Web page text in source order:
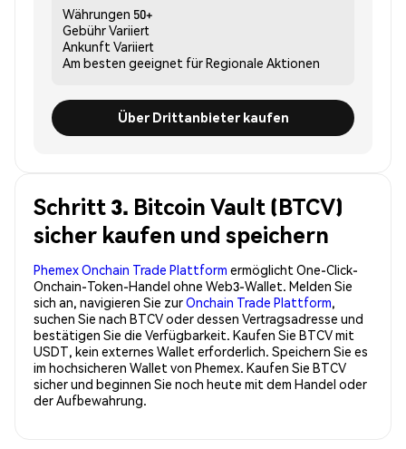
Währungen 50+
GebührVariiert
Ankunft Variiert
Am besten geeignet fürRegionale Aktionen
Über Drittanbieter kaufen
Schritt 3. Bitcoin Vault (BTCV)
sicher kaufen und speichern
Phemex Onchain Trade Plattform ermöglicht One-Click-
Onchain-Token-Handel ohne Web3-Wallet. Melden Sie
sich an, navigieren Sie zurOnchain Trade Plattform,
suchen Sie nach BTCV oder dessen Vertragsadresse und
bestätigen Sie die Verfügbarkeit. Kaufen Sie BTCV mit
USDT, kein externes Wallet erforderlich. Speichern Sie es
im hochsicheren Wallet von Phemex. Kaufen Sie BTCV
sicher und beginnen Sie noch heute mit dem Handel oder
der Aufbewahrung.